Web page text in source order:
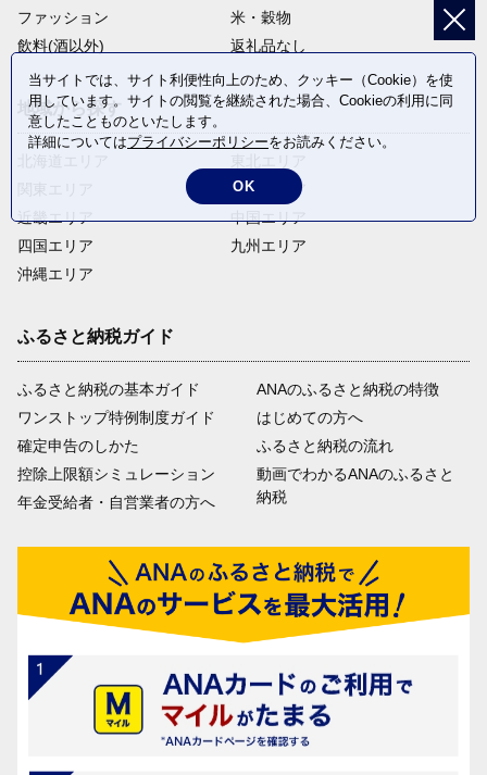
ファッション
米・穀物
飲料(酒以外)
返礼品なし
地域から探す
近畿エリア
四国エリア
沖縄エリア
中部エリア
中国エリア
九州エリア
ふるさと納税ガイド
ふるさと納税の基本ガイド
ワンストップ特例制度ガイド
確定申告のしかた
控除上限額シミュレーション
年金受給者・自営業者の方へ
ANAのふるさと納税の特徴
はじめての方へ
ふるさと納税の流れ
動画でわかるANAのふるさと
納税
当サイトでは、サイト利便性向上のため、クッキー（Cookie）を使
用しています。サイトの閲覧を継続された場合、Cookieの利用に同
意したことものといたします。
詳細についてはプライバシーポリシーをお読みください。
OK